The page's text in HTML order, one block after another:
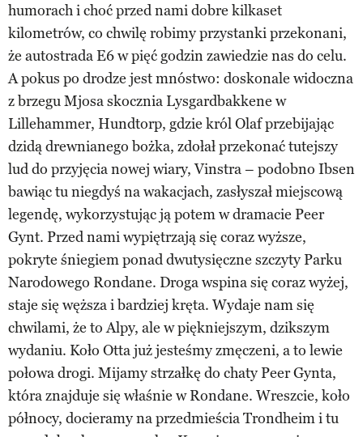
humorach i choć przed nami dobre kilkaset
kilometrów, co chwilę robimy przystanki przekonani,
że autostrada E6 w pięć godzin zawiedzie nas do celu.
A pokus po drodze jest mnóstwo: doskonale widoczna
z brzegu Mjosa skocznia Lysgardbakkene w
Lillehammer, Hundtorp, gdzie król Olaf przebijając
dzidą drewnianego bożka, zdołał przekonać tutejszy
lud do przyjęcia nowej wiary, Vinstra – podobno Ibsen
bawiąc tu niegdyś na wakacjach, zasłyszał miejscową
legendę, wykorzystując ją potem w dramacie Peer
Gynt. Przed nami wypiętrzają się coraz wyższe,
pokryte śniegiem ponad dwutysięczne szczyty Parku
Narodowego Rondane. Droga wspina się coraz wyżej,
staje się węższa i bardziej kręta. Wydaje nam się
chwilami, że to Alpy, ale w piękniejszym, dzikszym
wydaniu. Koło Otta już jesteśmy zmęczeni, a to lewie
połowa drogi. Mijamy strzałkę do chaty Peer Gynta,
która znajduje się właśnie w Rondane. Wreszcie, koło
północy, docieramy na przedmieścia Trondheim i tu